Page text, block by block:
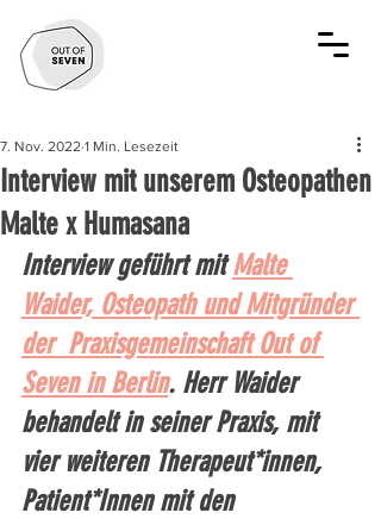
Interview mit unserem Osteopathen
Malte x Humasana
7. Nov. 2022 1 Min. Lesezeit
Interview geführt mit Malte
Waider, Osteopath und Mitgründer
der  Praxisgemeinschaft Out of
Seven in Berlin. Herr Waider
behandelt in seiner Praxis, mit
vier weiteren Therapeut*innen,
Patient*Innen mit den